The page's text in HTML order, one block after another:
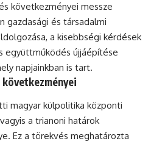
következményei messze
gazdasági és társadalmi
a kisebbségi kérdések
együttműködés újjáépítése
napjainkban is tart.
magyar külpolitika központi
a trianoni határok
Ez a törekvés meghatározta